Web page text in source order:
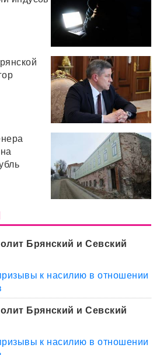
Брянский и Севский
к насилию в отношении
Брянский и Севский
к насилию в отношении